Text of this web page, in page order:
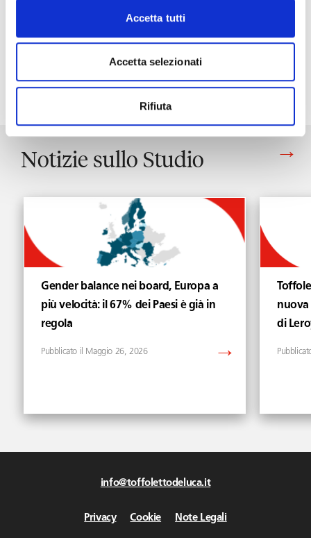
Accetta tutti
Accetta selezionati
Rifiuta
un significativo miglioramento del trattamento riservato
che hanno l’obiettivo di favorire il benessere della
popolazione aziendale.
Notizie sullo Studio
Vedi tutti gli articoli di Notizie sullo Studio
Gender balance nei board, Europa a
più velocità: il 67% dei Paesi è già in
regola
Maggio 26, 2026
nuova
di
info@toffolettodeluca.it
Privacy Cookie Note Legali